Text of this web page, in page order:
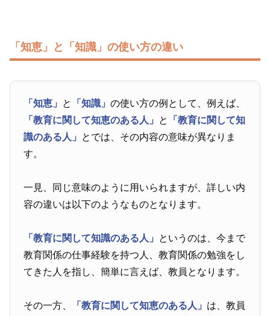
「知恵」と「知識」の使い方の違い
「知恵」 と 「知識」の使い方の例として、例えば、
「教育に関して知恵のある人」 と
「教育に関して知
識のある人」 とでは、その内容の意味が異なりま
す。
一見、同じ意味のように用いられますが、詳しい内
容の違いは以下のようなものとなります。
「教育に関して知識のある人」 というのは、今まで
教育関係の仕事経験を持つ人、教育関係の勉強をし
てきた人を指し、簡単に言えば、教員となります。
その一方、 「教育に関して知恵のある人」 は、教員